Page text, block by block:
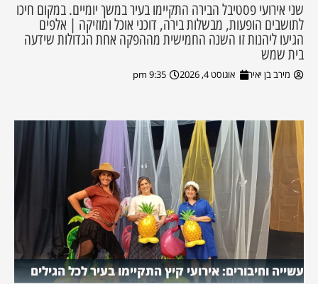
שני אירועי פסטיבל הבירה התקיימו בעיר במשך יומיים. במקום חיכו
לתושבים הופעות, מבשלות בירה, דוכני אוכל ומוזיקה | אלפים
הגיעו ליהנות זו השנה החמישית מההפקה אחת הגדולות שידעה
בית שמש
מירב בן יאיר אוגוסט 4, 2026 9:35 pm
עשייה וחיבורים: אירועי קיץ התקיימו בעיר לכל הגילים